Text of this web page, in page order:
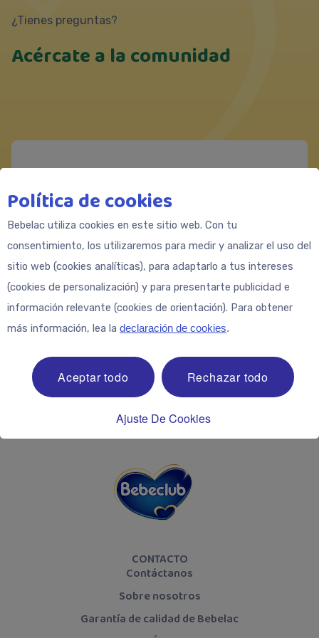
¿Tienes preguntas?
Acércate a la comunidad
https://m.me/Bebeclub.Latam
Formulario de contacto
CONTACTO
Contáctanos
Sobre nosotros
Garantía de calidad de Bebelac
Política de cookies
Bebelac utiliza cookies en este sitio web. Con tu
consentimiento, los utilizaremos para medir y analizar el uso del
sitio web (cookies analíticas), para adaptarlo a tus intereses
(cookies de personalización) y para presentarte publicidad e
información relevante (cookies de orientación). Para obtener
más información, lea la declaración de cookies.
Aceptar todo Rechazar todo
Ajuste De Cookies